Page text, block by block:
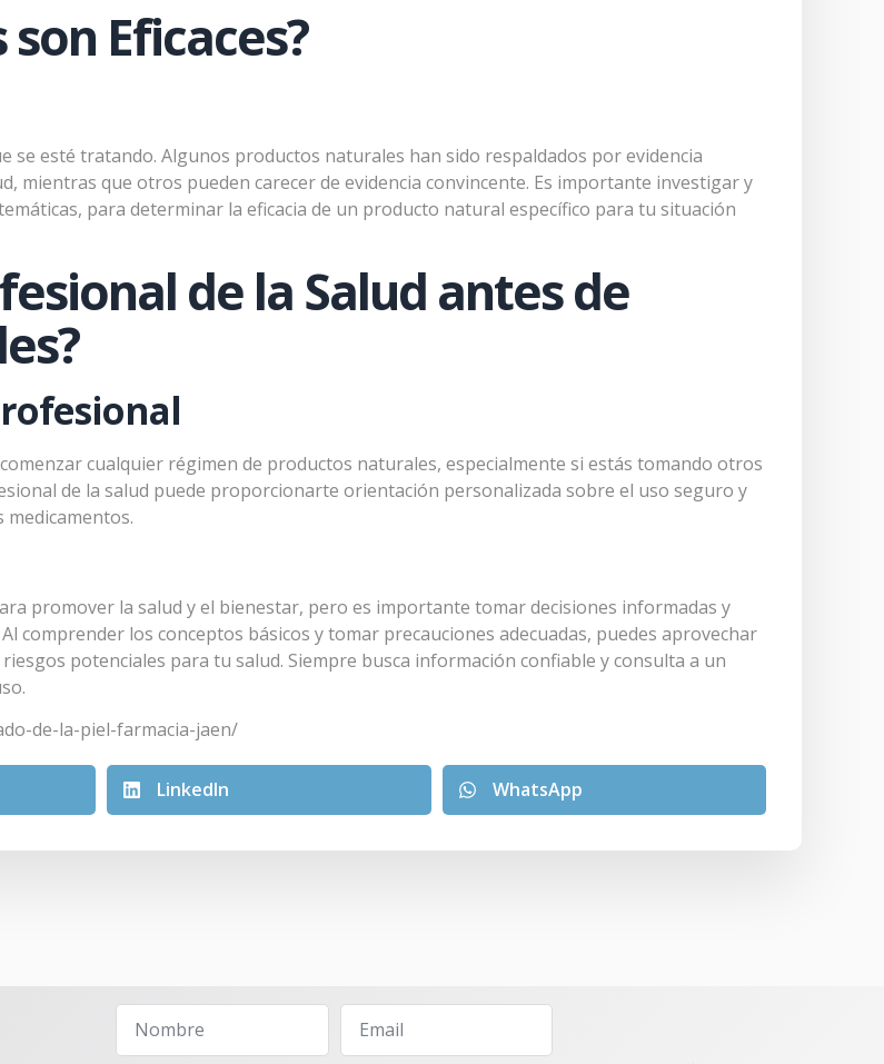
Eficaces?
se esté tratando. Algunos productos naturales han sido respaldados por evidencia
mientras que otros pueden carecer de evidencia convincente. Es importante investigar y
para determinar la eficacia de un producto natural específico para tu situación
de la Salud antes de
cualquier régimen de productos naturales, especialmente si estás tomando otros
de la salud puede proporcionarte orientación personalizada sobre el uso seguro y
promover la salud y el bienestar, pero es importante tomar decisiones informadas y
comprender los conceptos básicos y tomar precauciones adecuadas, puedes aprovechar
potenciales para tu salud. Siempre busca información confiable y consulta a un
de-la-piel-farmacia-jaen/
LinkedIn WhatsApp
Comprar